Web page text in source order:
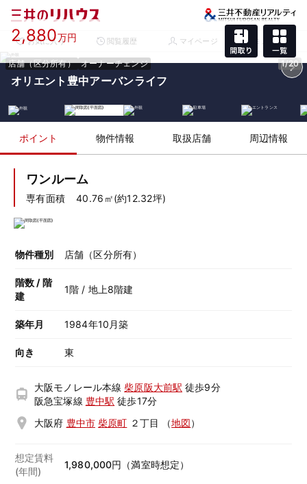
お気に入り 閲覧履歴 マイページ メニュー
店舗（区分所有） オーナーチェンジ 1/20
2,880万円
オリエント豊中アーバンライフ
ポイント 物件情報 取扱店舗 周辺情報
ワンルーム
専有面積 40.76㎡(約12.32坪)
物件種別 店舗（区分所有）
階数 / 階
建
1階 / 地上8階建
築年月 1984年10月築
向き 東
大阪モノレール本線柴原阪大前駅 徒歩9分
阪急宝塚線 豊中駅 徒歩17分
大阪府 豊中市 柴原町 ２丁目 （地図）
想定賃料
(年間)
1,980,000円（満室時想定）